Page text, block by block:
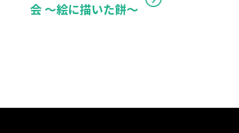
会 ～絵に描いた餅～